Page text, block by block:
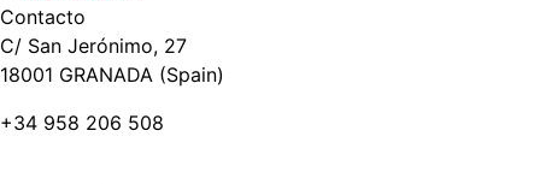
Contacto
C/ San Jerónimo, 27
18001 GRANADA (Spain)
+34 958 206 508